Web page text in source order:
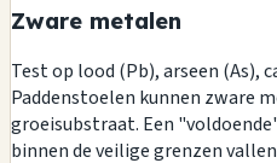
Zware metalen
Test op lood (Pb), arseen (As),
Paddenstoelen kunnen zware
groeisubstraat. Een
binnen de veilige grenzen